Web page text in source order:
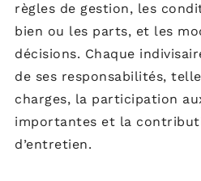
règles de gestion, les
bien ou les parts, et les
décisions. Chaque
de ses responsabilités,
charges, la participation
importantes et la
d’entretien.